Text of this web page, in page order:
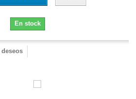
En stock